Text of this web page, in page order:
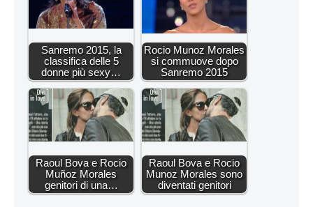
Sanremo 2015, la
classifica delle 5
donne più sexy…
Rocio Munoz Morales
si commuove dopo
Sanremo 2015
Raoul Bova e Rocio
Muñoz Morales
genitori di una…
Raoul Bova e Rocio
Munoz Morales sono
diventati genitori